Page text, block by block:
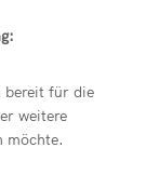
bereit für die
weitere
möchte.